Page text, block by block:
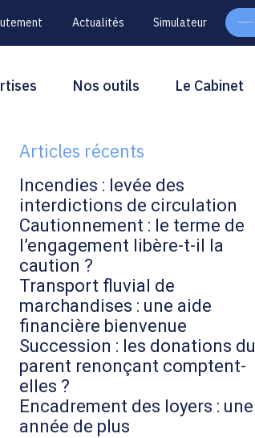
Actualités Simulateur
Nos outils Le Cabinet
Blog
Rechercher
Articles récents
Incendies : levée des
interdictions de circulation
Cautionnement : le terme de
l’engagement libère-t-il la
caution ?
Transport fluvial de
marchandises : une aide
financière bienvenue
Succession : les donations du
parent renonçant comptent-
elles ?
Encadrement des loyers : une
année de plus